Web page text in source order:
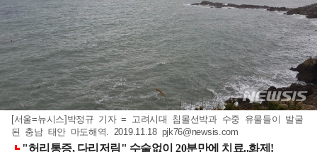
[서울=뉴시스]박정규 기자 = 고려시대 침몰선박과 수중 유물들이 발굴
된 충남 태안 마도해역. 2019.11.18 pjk76@newsis.com